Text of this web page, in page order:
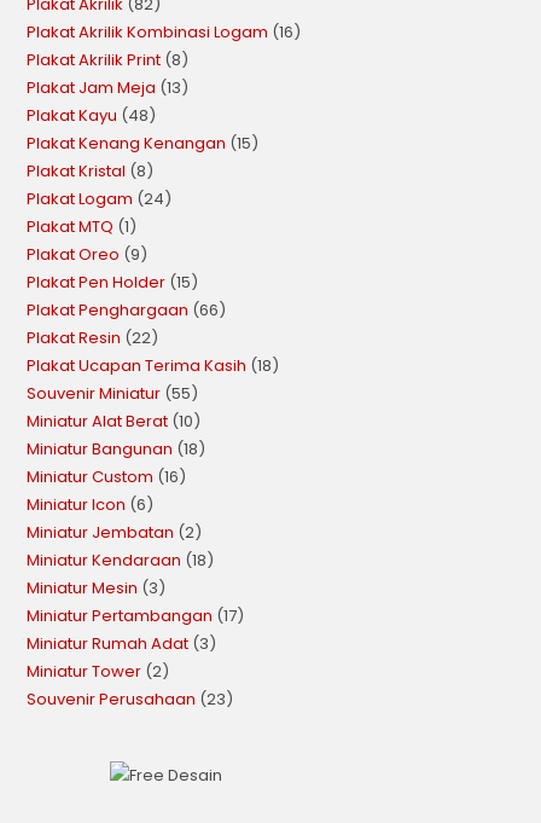
Plakat Akrilik Kombinasi Logam 16
Plakat Akrilik Print 8
Plakat Jam Meja 13
Plakat Kayu 48
Plakat Kenang Kenangan 15
Plakat Kristal 8
Plakat Logam 24
Plakat MTQ 1
Plakat Oreo 9
Plakat Pen Holder 15
Plakat Penghargaan 66
Plakat Resin 22
Plakat Ucapan Terima Kasih 18
Souvenir Miniatur 55
Miniatur Alat Berat 10
Miniatur Bangunan 18
Miniatur Custom 16
Miniatur Icon 6
Miniatur Jembatan 2
Miniatur Kendaraan 18
Miniatur Mesin 3
Miniatur Pertambangan 17
Miniatur Rumah Adat 3
Miniatur Tower 2
Souvenir Perusahaan 23